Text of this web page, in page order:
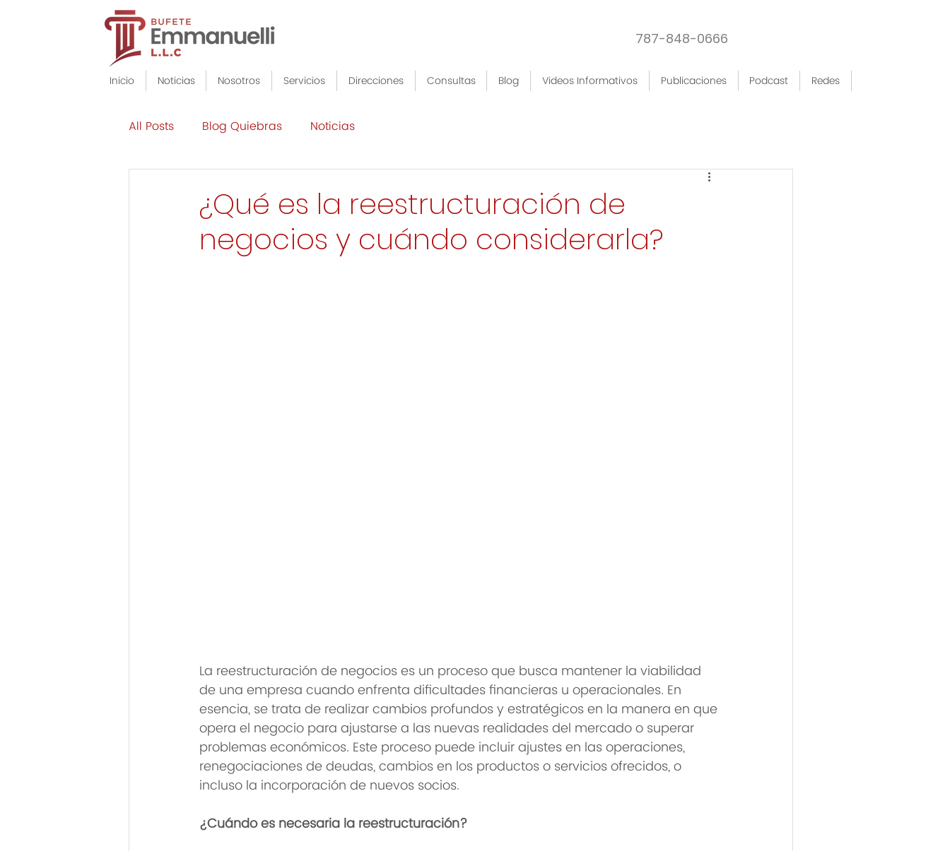
787-848-0666
Inicio Noticias Nosotros Servicios Direcciones Consultas Blog Videos Informativos Publicaciones Podcast Redes
All Posts Blog Quiebras Noticias
¿Qué es la reestructuración de
negocios y cuándo considerarla?
La reestructuración de negocios es un proceso que busca mantener la viabilidad
de una empresa cuando enfrenta dificultades financieras u operacionales. En
esencia, se trata de realizar cambios profundos y estratégicos en la manera en que
opera el negocio para ajustarse a las nuevas realidades del mercado o superar
problemas económicos. Este proceso puede incluir ajustes en las operaciones,
renegociaciones de deudas, cambios en los productos o servicios ofrecidos, o
incluso la incorporación de nuevos socios.
¿Cuándo es necesaria la reestructuración?